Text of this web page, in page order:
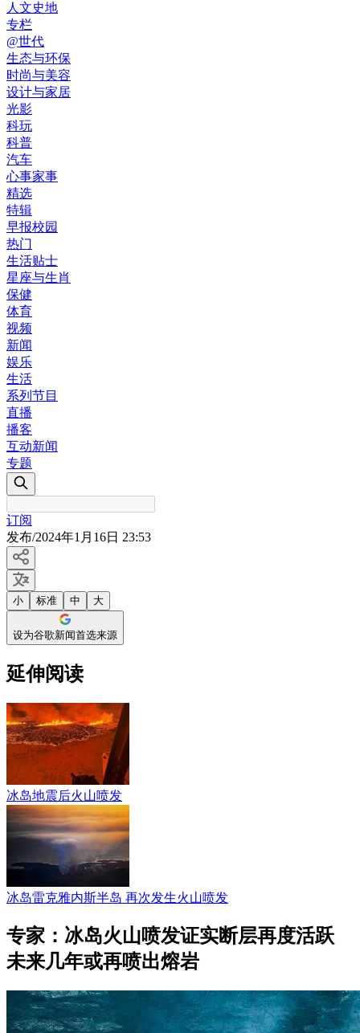
人文史地
专栏
@世代
生态与环保
时尚与美容
设计与家居
光影
科玩
科普
汽车
心事家事
精选
特辑
早报校园
热门
生活贴士
星座与生肖
保健
体育
视频
新闻
娱乐
生活
系列节目
直播
播客
互动新闻
专题
订阅
发布/2024年1月16日 23:53
小 标准 中 大
设为谷歌新闻首选来源
延伸阅读
冰岛地震后火山喷发
冰岛雷克雅内斯半岛 再次发生火山喷发
专家：冰岛火山喷发证实断层再度活跃
未来几年或再喷出熔岩